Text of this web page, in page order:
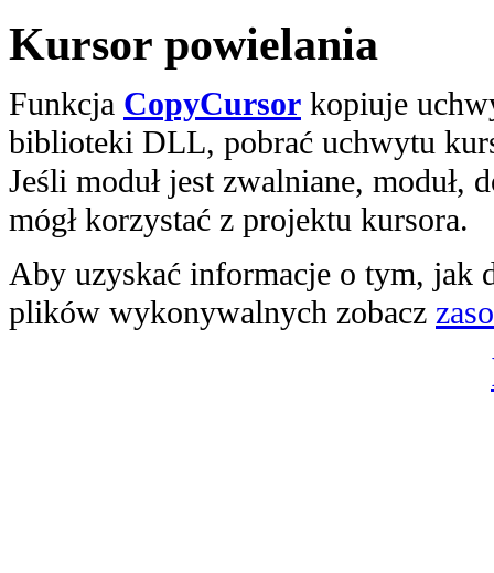
Kursor powielania
Funkcja CopyCursor kopiuje
biblioteki DLL, pobrać uchwytu
Jeśli moduł jest zwalniane,
mógł korzystać z projektu kursora.
Aby uzyskać informacje o tym, jak
plików wykonywalnych zobacz